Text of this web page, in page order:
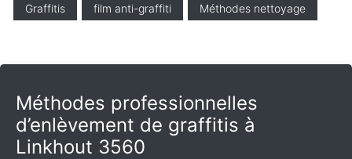
Graffitis film anti-graffiti Méthodes nettoyage
Méthodes professionnelles
d’enlèvement de graffitis à
Linkhout 3560